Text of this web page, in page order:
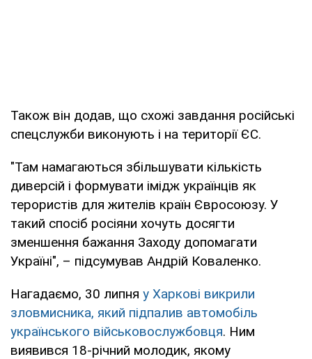
Також він додав, що схожі завдання російські
спецслужби виконують і на території ЄС.
"Там намагаються збільшувати кількість
диверсій і формувати імідж українців як
терористів для жителів країн Євросоюзу. У
такий спосіб росіяни хочуть досягти
зменшення бажання Заходу допомагати
Україні", – підсумував Андрій Коваленко.
Нагадаємо, 30 липня у Харкові викрили
зловмисника, який підпалив автомобіль
українського військовослужбовця. Ним
виявився 18-річний молодик, якому